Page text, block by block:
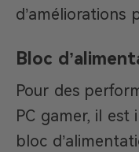
d’améliorations
Bloc
Pour des
PC gamer, il
bloc